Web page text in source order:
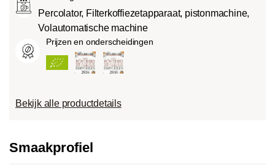
Percolator, Filterkoffiezetapparaat, pistonmachine,
Volautomatische machine
Prijzen en onderscheidingen
Bekijk alle productdetails
Smaakprofiel